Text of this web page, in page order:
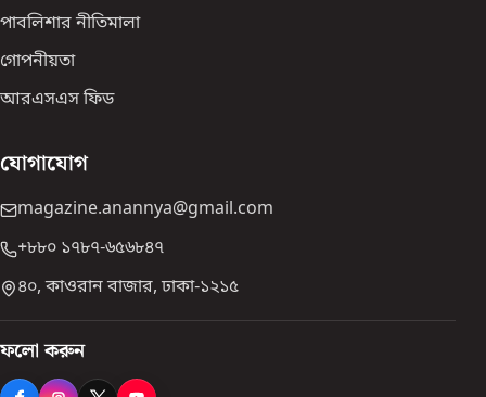
পাবলিশার নীতিমালা
গোপনীয়তা
আরএসএস ফিড
যোগাযোগ
magazine.anannya@gmail.com
+৮৮০ ১৭৮৭-৬৫৬৮৪৭
৪০, কাওরান বাজার, ঢাকা-১২১৫
ফলো করুন